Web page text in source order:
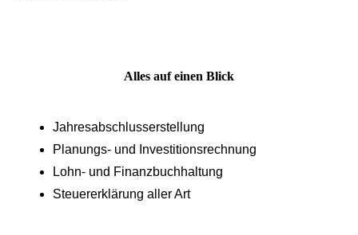
Alles auf einen Blick
Jahresabschlusserstellung
Planungs- und Investitionsrechnung
Lohn- und Finanzbuchhaltung
Steuererklärung aller Art